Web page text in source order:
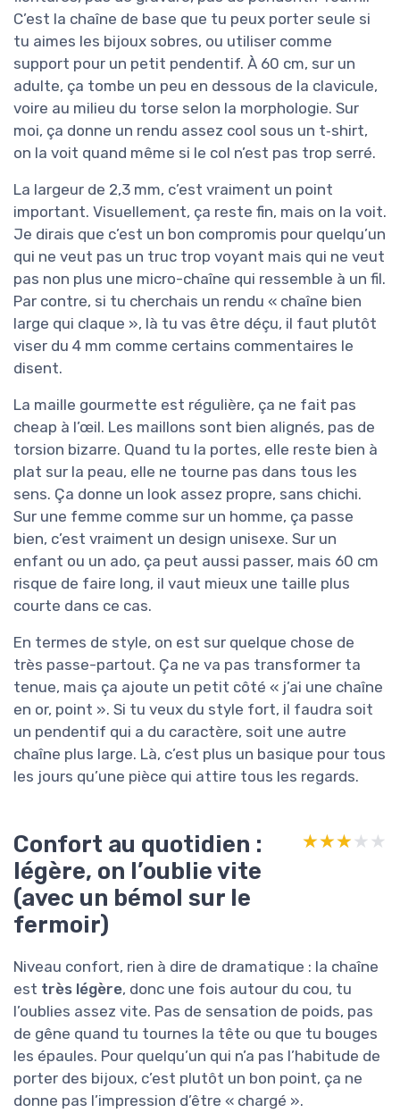
C’est la chaîne de base que tu peux porter seule si
tu aimes les bijoux sobres, ou utiliser comme
support pour un petit pendentif. À 60 cm, sur un
adulte, ça tombe un peu en dessous de la clavicule,
voire au milieu du torse selon la morphologie. Sur
moi, ça donne un rendu assez cool sous un t‑shirt,
on la voit quand même si le col n’est pas trop serré.
La largeur de 2,3 mm, c’est vraiment un point
important. Visuellement, ça reste fin, mais on la voit.
Je dirais que c’est un bon compromis pour quelqu’un
qui ne veut pas un truc trop voyant mais qui ne veut
pas non plus une micro-chaîne qui ressemble à un fil.
Par contre, si tu cherchais un rendu « chaîne bien
large qui claque », là tu vas être déçu, il faut plutôt
viser du 4 mm comme certains commentaires le
disent.
La maille gourmette est régulière, ça ne fait pas
cheap à l’œil. Les maillons sont bien alignés, pas de
torsion bizarre. Quand tu la portes, elle reste bien à
plat sur la peau, elle ne tourne pas dans tous les
sens. Ça donne un look assez propre, sans chichi.
Sur une femme comme sur un homme, ça passe
bien, c’est vraiment un design unisexe. Sur un
enfant ou un ado, ça peut aussi passer, mais 60 cm
risque de faire long, il vaut mieux une taille plus
courte dans ce cas.
En termes de style, on est sur quelque chose de
très passe-partout. Ça ne va pas transformer ta
tenue, mais ça ajoute un petit côté « j’ai une chaîne
en or, point ». Si tu veux du style fort, il faudra soit
un pendentif qui a du caractère, soit une autre
chaîne plus large. Là, c’est plus un basique pour tous
les jours qu’une pièce qui attire tous les regards.
Confort au quotidien :
légère, on l’oublie vite
(avec un bémol sur le
fermoir)
★★★★★
★★★★★
Niveau confort, rien à dire de dramatique : la chaîne
est très légère, donc une fois autour du cou, tu
l’oublies assez vite. Pas de sensation de poids, pas
de gêne quand tu tournes la tête ou que tu bouges
les épaules. Pour quelqu’un qui n’a pas l’habitude de
porter des bijoux, c’est plutôt un bon point, ça ne
donne pas l’impression d’être « chargé ».